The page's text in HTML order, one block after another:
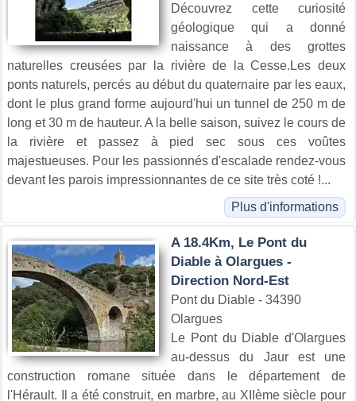
Découvrez cette curiosité
géologique qui a donné
naissance à des grottes
naturelles creusées par la rivière de la Cesse.Les deux
ponts naturels, percés au début du quaternaire par les eaux,
dont le plus grand forme aujourd'hui un tunnel de 250 m de
long et 30 m de hauteur. A la belle saison, suivez le cours de
la rivière et passez à pied sec sous ces voûtes
majestueuses. Pour les passionnés d'escalade rendez-vous
devant les parois impressionnantes de ce site très coté !...
Plus d'informations
A 18.4Km, Le Pont du
Diable à Olargues -
Direction Nord-Est
Pont du Diable - 34390
Olargues
Le Pont du Diable d'Olargues
au-dessus du Jaur est une
construction romane située dans le département de
l'Hérault. Il a été construit, en marbre, au XIIème siècle pour